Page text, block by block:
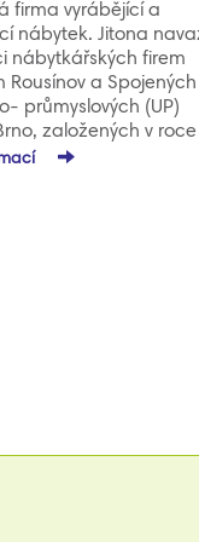
firma vyrábějící a
nábytek. Jitona
nábytkářských firem
Rousínov a Spojených
průmyslových (UP)
založených v roce
společností